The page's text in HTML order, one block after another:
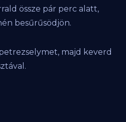
össze pár perc alatt,
besűrűsödjön.
majd keverd